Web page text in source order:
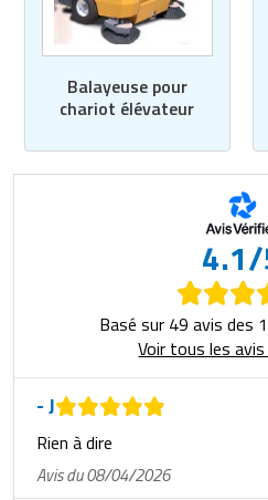
Balayeuse pour
chariot élévateur
Basé sur 49 avis des
Voir tous les
- J
Rien à dire
Avis du 08/04/2026